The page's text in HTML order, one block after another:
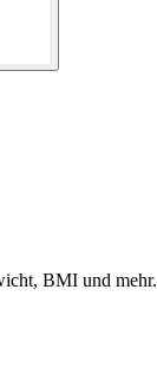
BMI und mehr.